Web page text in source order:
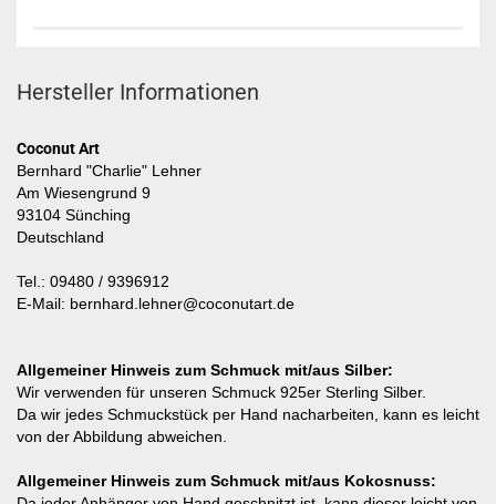
Hersteller Informationen
Coconut Art
Bernhard "Charlie" Lehner
Am Wiesengrund 9
93104 Sünching
Deutschland
Tel.: 09480 / 9396912
E-Mail: bernhard.lehner@coconutart.de
Allgemeiner Hinweis zum Schmuck mit/aus Silber:
Wir verwenden für unseren Schmuck 925er Sterling Silber.
Da wir jedes Schmuckstück per Hand nacharbeiten, kann es leicht
von der Abbildung abweichen.
Allgemeiner Hinweis zum Schmuck mit/aus Kokosnuss: